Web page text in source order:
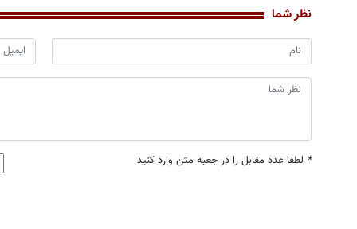
نظر شما
* لطفا عدد مقابل را در جعبه متن وارد کنید